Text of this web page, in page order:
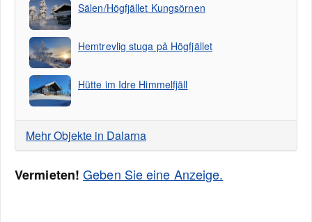
Sälen/Högfjället Kungsörnen
Hemtrevlig stuga på Högfjället
Hütte im Idre Himmelfjäll
Mehr Objekte in Dalarna
Vermieten! Geben Sie eine Anzeige.